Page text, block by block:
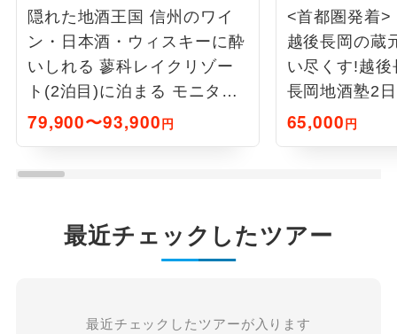
隠れた地酒王国 信州のワイ
ン・日本酒・ウィスキーに酔
いしれる 蓼科レイクリゾー
ト(2泊目)に泊まる モニター
ツアー3日間
79,900〜93,900円
<首都圏発着>
越後長岡の蔵
い尽くす!越
長岡地酒塾2
65,000円
最近チェックしたツアー
最近チェックしたツアーが入ります